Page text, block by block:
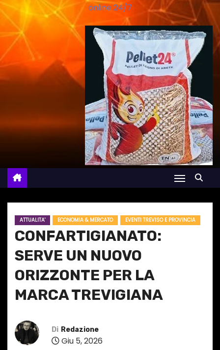
online 24/7
ATTUALITA' ECONOMIA & MERCATO EVENTI TREVISO E PROVINCIA
CONFARTIGIANATO:
SERVE UN NUOVO
ORIZZONTE PER LA
MARCA TREVIGIANA
Di Redazione
Giu 5, 2026